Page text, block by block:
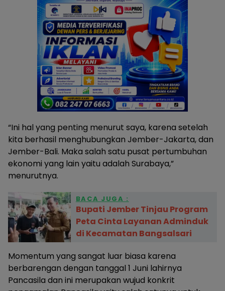
“Ini hal yang penting menurut saya, karena setelah
kita berhasil menghubungkan Jember-Jakarta, dan
Jember-Bali. Maka salah satu pusat pertumbuhan
ekonomi yang lain yaitu adalah Surabaya,”
menurutnya.
BACA JUGA :
Bupati Jember Tinjau Program
Peta Cinta Layanan Adminduk
di Kecamatan Bangsalsari
Momentum yang sangat luar biasa karena
berbarengan dengan tanggal 1 Juni lahirnya
Pancasila dan ini merupakan wujud konkrit